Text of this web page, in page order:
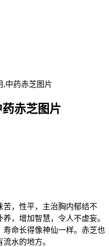
,中药赤芝图片
赤芝图片
苦，性平，主治胸内郁结不
，增加智慧，令人不虚妄。
命长得像神仙一样。赤芝也
水的地方。